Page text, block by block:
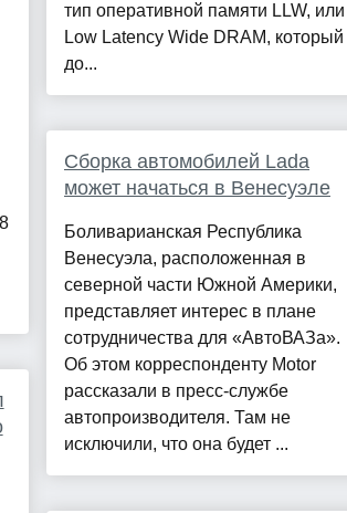
тип оперативной памяти LLW, или
Low Latency Wide DRAM, который
до...
Сборка автомобилей Lada
может начаться в Венесуэле
Боливарианская Республика
Венесуэла, расположенная в
северной части Южной Америки,
представляет интерес в плане
сотрудничества для «АвтоВАЗа».
Об этом корреспонденту Motor
рассказали в пресс-службе
автопроизводителя. Там не
исключили, что она будет ...